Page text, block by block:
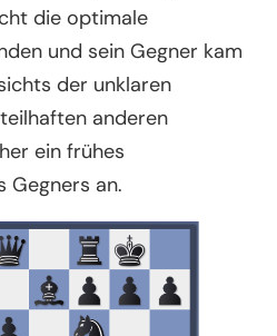
die optimale
und sein Gegner kam
der unklaren
anderen
ein frühes
Gegners an.